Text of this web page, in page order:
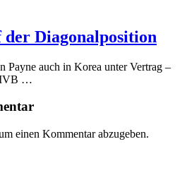
der Diagonalposition
Payne auch in Korea unter Vertrag –
…
einen Kommentar abzugeben.